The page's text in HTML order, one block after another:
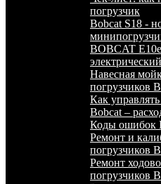
погрузчик
Bobcat S18 -
BOBCAT
Навесная
погрузчиков
Как
Bobcat –
Коды ошибок
Ремонт и
погрузчиков
Ремонт
погрузчиков